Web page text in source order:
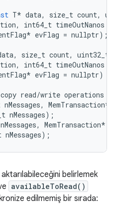
T* data, size_t count,
, int64_t timeOutNanos
* evFlag = nullptr);
, size_t count, uint32_t
, int64_t timeOutNanos
* evFlag = nullptr)
copy read/write operations
nMessages, MemTransaction*
nMessages);
nMessages, MemTransaction*
nMessages);
belirlemek
availableToRead()
edilmemiş bir sırada: